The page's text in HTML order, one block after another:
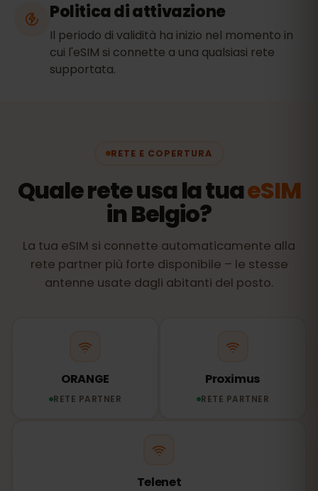
Politica di attivazione
Il periodo di validità ha inizio nel momento in
cui l'eSIM si connette a una qualsiasi rete
supportata.
RETE E COPERTURA
Quale rete usa la tuaeSIM
in Belgio?
La tua eSIM si connette automaticamente alla
rete partner più forte disponibile – le stesse
antenne usate dagli abitanti del posto.
ORANGE
RETE PARTNER
Proximus
RETE PARTNER
Telenet